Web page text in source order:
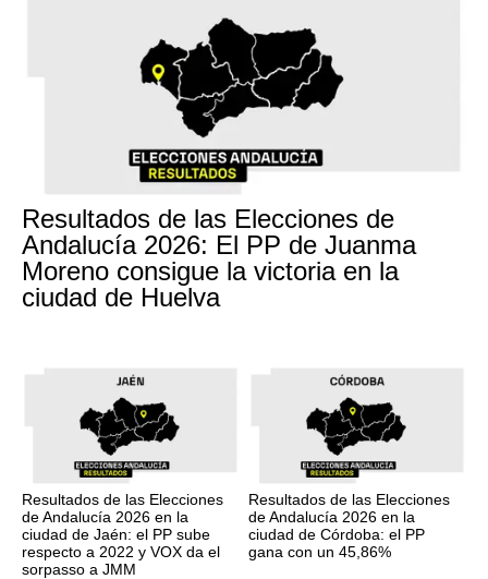
Resultados de las Elecciones de
Andalucía 2026: El PP de Juanma
Moreno consigue la victoria en la
ciudad de Huelva
Resultados de las Elecciones
de Andalucía 2026 en la
ciudad de Jaén: el PP sube
respecto a 2022 y VOX da el
sorpasso a JMM
Resultados de las Elecciones
de Andalucía 2026 en la
ciudad de Córdoba: el PP
gana con un 45,86%